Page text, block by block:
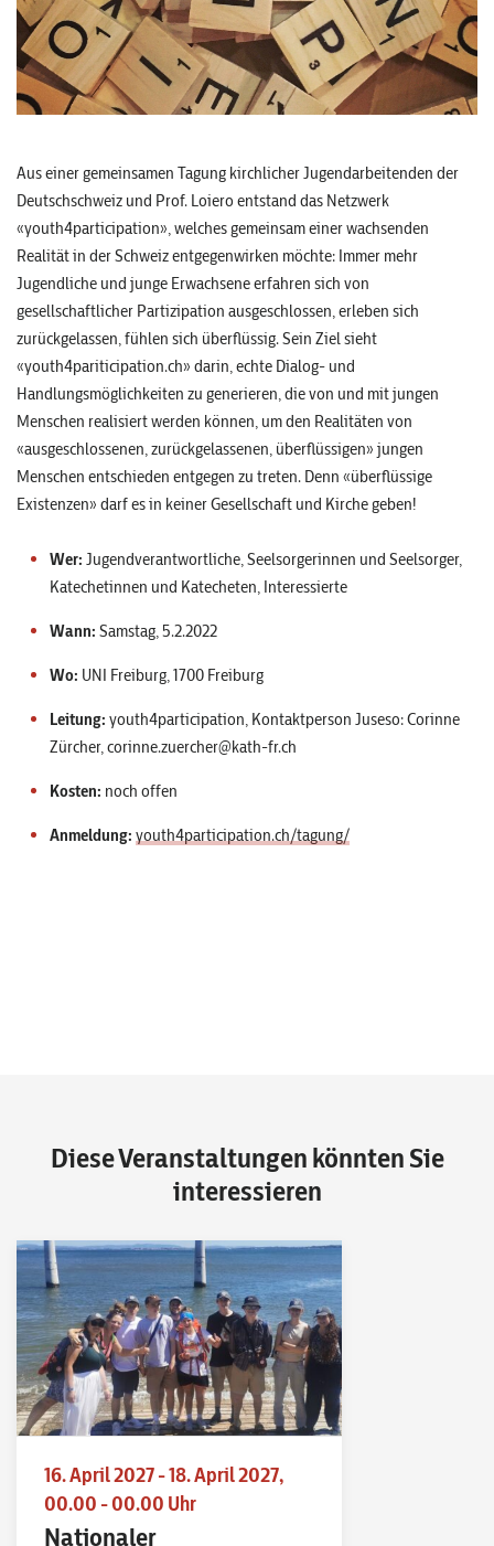
Aus einer gemeinsamen Tagung kirchlicher Jugendarbeitenden der
Deutschschweiz und Prof. Loiero entstand das Netzwerk
«youth4participation», welches gemeinsam einer wachsenden
Realität in der Schweiz entgegenwirken möchte: Immer mehr
Jugendliche und junge Erwachsene erfahren sich von
gesellschaftlicher Partizipation ausgeschlossen, erleben sich
zurückgelassen, fühlen sich überflüssig. Sein Ziel sieht
«youth4pariticipation.ch» darin, echte Dialog- und
Handlungsmöglichkeiten zu generieren, die von und mit jungen
Menschen realisiert werden können, um den Realitäten von
«ausgeschlossenen, zurückgelassenen, überflüssigen» jungen
Menschen entschieden entgegen zu treten. Denn «überflüssige
Existenzen» darf es in keiner Gesellschaft und Kirche geben!
Wer: Jugendverantwortliche, Seelsorgerinnen und Seelsorger,
Katechetinnen und Katecheten, Interessierte
Wann: Samstag, 5.2.2022
Wo: UNI Freiburg, 1700 Freiburg
Leitung: youth4participation, Kontaktperson Juseso: Corinne
Zürcher,corinne.zuercher@kath-fr.ch
Kosten: noch offen
Anmeldung: youth4participation.ch/tagung/
Diese Veranstaltungen könnten Sie
interessieren
16. April 2027 - 18. April 2027,
00.00 - 00.00 Uhr
Nationaler